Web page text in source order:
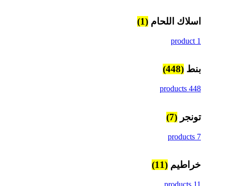
اسلاك اللحام (1)
1 product
بنط (448)
448 products
تونجر (7)
7 products
خراطيم (11)
11 products